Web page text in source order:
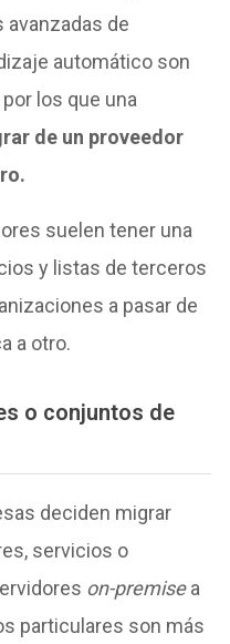
avanzadas de
automático son
los que una
de un proveedor
suelen tener una
y listas de terceros
a pasar de
a otro.
o conjuntos de
deciden migrar
servicios o
on-premisea
particulares son más